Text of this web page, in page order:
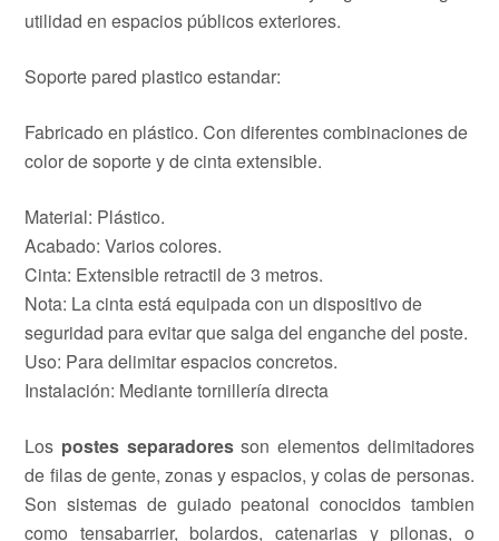
utilidad en espacios públicos exteriores.
Soporte pared plastico estandar:
Fabricado en plástico. Con diferentes combinaciones de
color de soporte y de cinta extensible.
Material: Plástico.
Acabado: Varios colores.
Cinta: Extensible retractil de 3 metros.
Nota: La cinta está equipada con un dispositivo de
seguridad para evitar que salga del enganche del poste.
Uso: Para delimitar espacios concretos.
Instalación: Mediante tornillería directa
Los postes separadoresson elementos delimitadores
de filas de gente, zonas y espacios, y colas de personas.
Son sistemas de guiado peatonal conocidos tambien
como tensabarrier, bolardos, catenarias y pilonas, o